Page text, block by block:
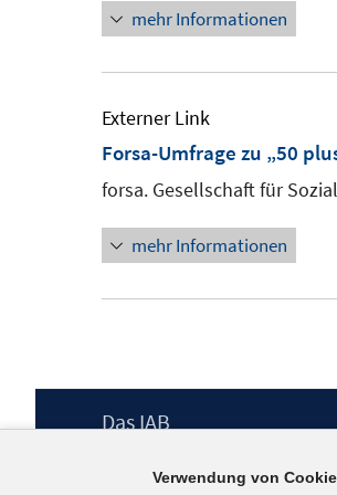
mehr Informationen
Externer Link
Forsa-Umfrage zu „50
forsa. Gesellschaft für
mehr Informationen
Footer
Das IAB
Berufsforschung (IAB) – unser
Verwendung von